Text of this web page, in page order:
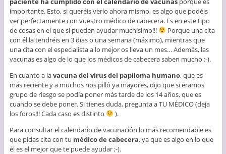
importante. Esto, si queréis verlo ahora mismo, es algo que podéis
ver perfectamente con vuestro médico de cabecera. Es en este tipo
de cosas en el que sí pueden ayudar muchísimo!!!
Porque una cita
con él la tendréis en 3 días o una semana (máximo), mientras que
una cita con el especialista a lo mejor os lleva un mes… Además, las
vacunas es algo de lo que los médicos de cabecera saben mucho :-).
En cuanto a lavacuna del virus del papiloma humano, que es
más reciente y a muchos nos pilló ya mayores, dijo que si éramos
grupo de riesgo se podía poner más tarde de los 14 años, que es
cuando se debe poner. Si tienes duda, pregunta a TU MÉDICO (deja
los foros!!! Cada caso es distinto
).
Para consultar el calendario de vacunación lo más recomendable es
que pidas cita con tu médico de cabecera, ya que es algo en lo que
él es el mejor que te puede ayudar ;-).